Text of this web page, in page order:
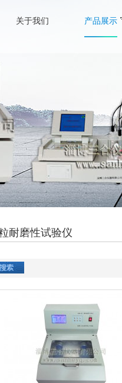
关于我们 产品展示
耐磨性试验仪